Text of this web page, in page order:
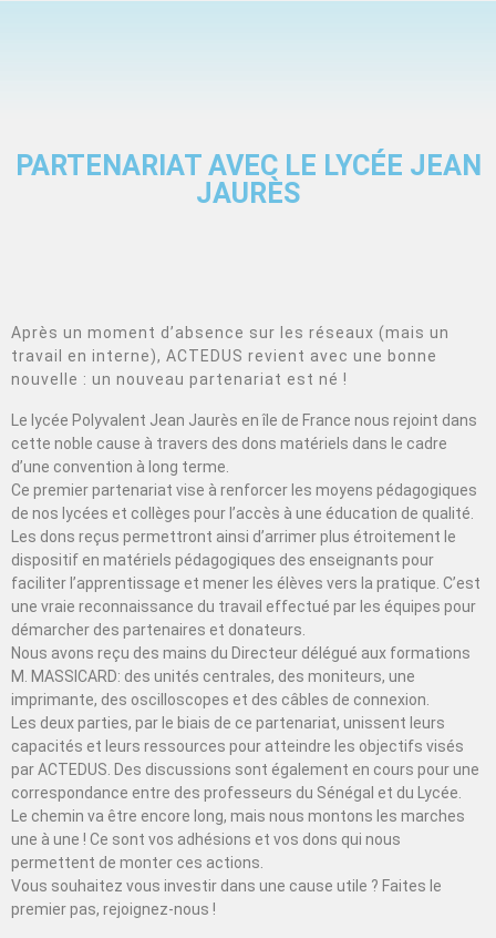
PARTENARIAT AVEC LE LYCÉE JEAN
JAURÈS
Après un moment d’absence sur les réseaux (mais un
travail en interne), ACTEDUS revient avec une bonne
nouvelle : un nouveau partenariat est né !
Le lycée Polyvalent Jean Jaurès en île de France nous rejoint dans
cette noble cause à travers des dons matériels dans le cadre
d’une convention à long terme.
Ce premier partenariat vise à renforcer les moyens pédagogiques
de nos lycées et collèges pour l’accès à une éducation de qualité.
Les dons reçus permettront ainsi d’arrimer plus étroitement le
dispositif en matériels pédagogiques des enseignants pour
faciliter l’apprentissage et mener les élèves vers la pratique. C’est
une vraie reconnaissance du travail effectué par les équipes pour
démarcher des partenaires et donateurs.
Nous avons reçu des mains du Directeur délégué aux formations
M. MASSICARD: des unités centrales, des moniteurs, une
imprimante, des oscilloscopes et des câbles de connexion.
Les deux parties, par le biais de ce partenariat, unissent leurs
capacités et leurs ressources pour atteindre les objectifs visés
par ACTEDUS. Des discussions sont également en cours pour une
correspondance entre des professeurs du Sénégal et du Lycée.
Le chemin va être encore long, mais nous montons les marches
une à une ! Ce sont vos adhésions et vos dons qui nous
permettent de monter ces actions.
Vous souhaitez vous investir dans une cause utile ? Faites le
premier pas, rejoignez-nous !